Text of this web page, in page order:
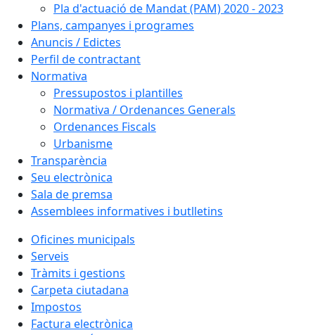
Pla d'actuació de Mandat (PAM) 2020 - 2023
Plans, campanyes i programes
Anuncis / Edictes
Perfil de contractant
Normativa
Pressupostos i plantilles
Normativa / Ordenances Generals
Ordenances Fiscals
Urbanisme
Transparència
Seu electrònica
Sala de premsa
Assemblees informatives i butlletins
Oficines municipals
Serveis
Tràmits i gestions
Carpeta ciutadana
Impostos
Factura electrònica